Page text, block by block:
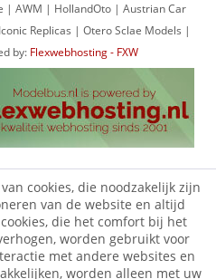
| AWM | HollandOto | Austrian Car
Replicas | Otero Sclae Models |
by: Flexwebhosting - FXW
cookies, die noodzakelijk zijn
van de website en altijd
die het comfort bij het
worden gebruikt voor
met andere websites en
worden alleen met uw